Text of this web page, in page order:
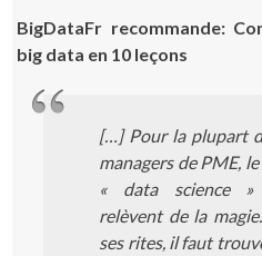
BigDataFr recommande:
big data en 10 leçons
[…] Pour la plupart
managers de PME,
« data science
relèvent de la
ses rites, il faut